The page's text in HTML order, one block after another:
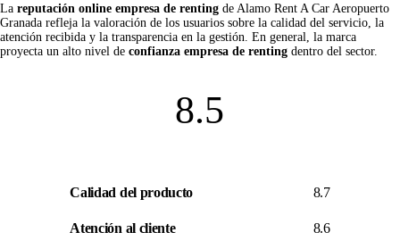
La reputación online empresa de renting de Alamo Rent A Car Aeropuerto
Granada refleja la valoración de los usuarios sobre la calidad del servicio, la
atención recibida y la transparencia en la gestión. En general, la marca
proyecta un alto nivel de confianza empresa de renting dentro del sector.
8.5
Calidad del producto 8.7
Atención al cliente 8.6